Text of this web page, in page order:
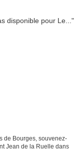
de Bourges, souvenez-
Jean de la Ruelle dans